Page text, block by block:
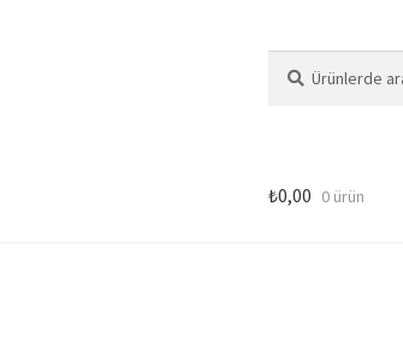
₺0,00 0 ürün